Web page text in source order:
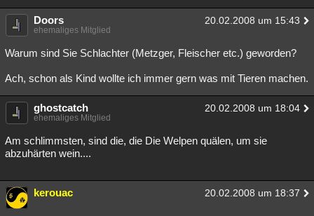
Doors 20.02.2008 um 15:43
ehemaliges Mitglied
Warum sind Sie Schlachter (Metzger, Fleischer etc.) geworden?
Ach, schon als Kind wollte ich immer gern was mit Tieren machen.
ghostcatch 20.02.2008 um 18:04
ehemaliges Mitglied
Am schlimmsten, sind die, die Die Welpen quälen, um sie
abzuhärten wein....
kerouac 20.02.2008 um 18:37